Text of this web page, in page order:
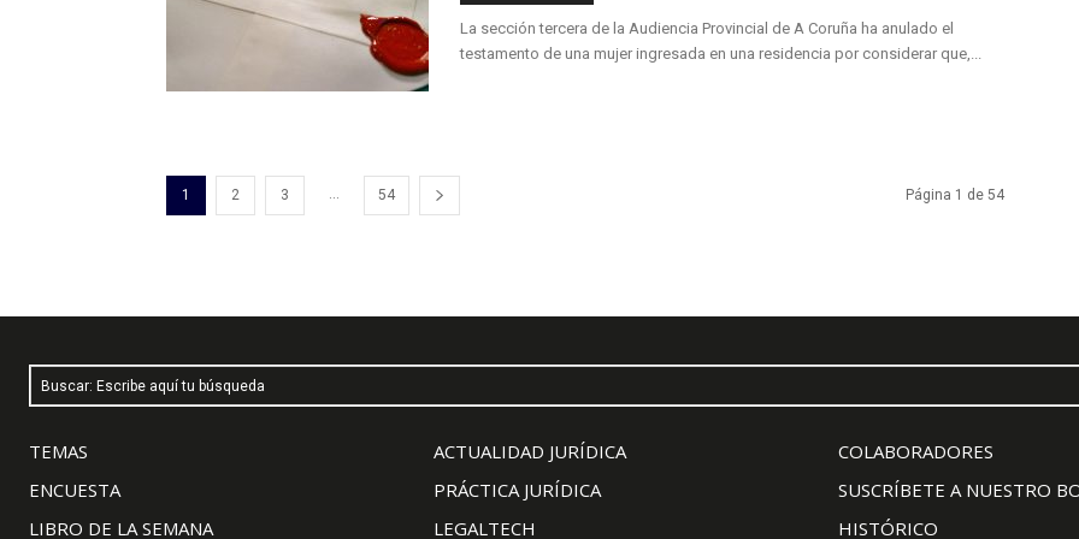
La sección tercera de la Audiencia Provincial de A Coruña ha anulado el
testamento de una mujer ingresada en una residencia por considerar que,...
1 2 3 ... 54 Página 1 de 54
Buscar: Escribe aquí tu búsqueda
TEMAS
ENCUESTA
LIBRO DE LA SEMANA
ACTUALIDAD JURÍDICA
PRÁCTICA JURÍDICA
LEGALTECH
COLABORADORES
SUSCRÍBETE A NUESTRO
HISTÓRICO